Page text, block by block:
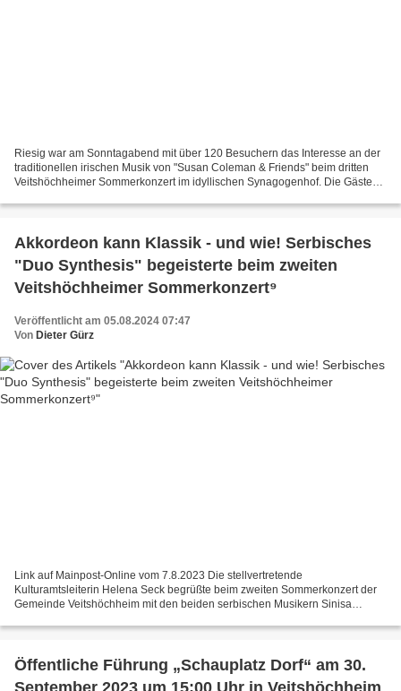
Riesig war am Sonntagabend mit über 120 Besuchern das Interesse an der
traditionellen irischen Musik von "Susan Coleman & Friends" beim dritten
Veitshöchheimer Sommerkonzert im idyllischen Synagogenhof. Die Gäste
Akkordeon kann Klassik - und wie! Serbisches
"Duo Synthesis" begeisterte beim zweiten
Veitshöchheimer Sommerkonzert⁹
Veröffentlicht am 05.08.2024 07:47
Von Dieter Gürz
Link auf Mainpost-Online vom 7.8.2023 Die stellvertretende
Kulturamtsleiterin Helena Seck begrüßte beim zweiten Sommerkonzert der
Gemeinde Veitshöchheim mit den beiden serbischen Musikern Sinisa
Öffentliche Führung „Schauplatz Dorf“ am 30.
September 2023 um 15:00 Uhr in Veitshöchheim